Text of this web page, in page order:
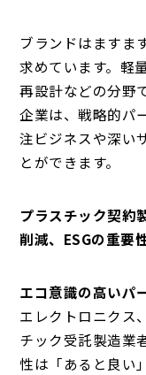
ブランドはますま
求めています。軽
再設計などの分野
企業は、戦略的パ
注ビジネスや深い
とができます。
プラスチック契約
削減、ESGの重要
エコ意識の高いパ
エレクトロニクス
チック受託製造業
性は「あると良い